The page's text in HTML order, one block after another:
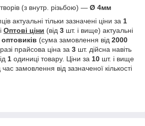
(з внутр. різьбою) — Ø 4мм
актуальні тільки зазначені ціни за 1
Оптові ціни (від 3 шт. і вище) актуальні
оптовиків (сума замовлення від 2000
прайсова ціна за 3 шт. дійсна навіть
1 одиниці товару. Ціни за 10 шт. і вище
замовлення від зазначеної кількості